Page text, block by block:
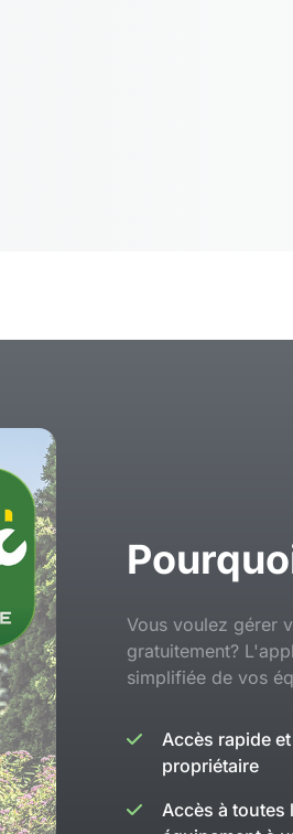
Vous voulez gérer
gratuitement?
simplifiée de vos
Accès rapide
propriétaire
Accès à toutes